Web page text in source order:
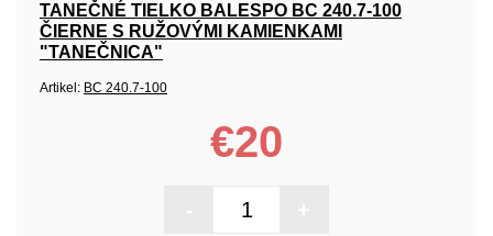
TANEČNÉ TIELKO BALESPO BC 240.7-100
ČIERNE S RUŽOVÝMI KAMIENKAMI
"TANEČNICA"
Artikel: BC 240.7-100
€20